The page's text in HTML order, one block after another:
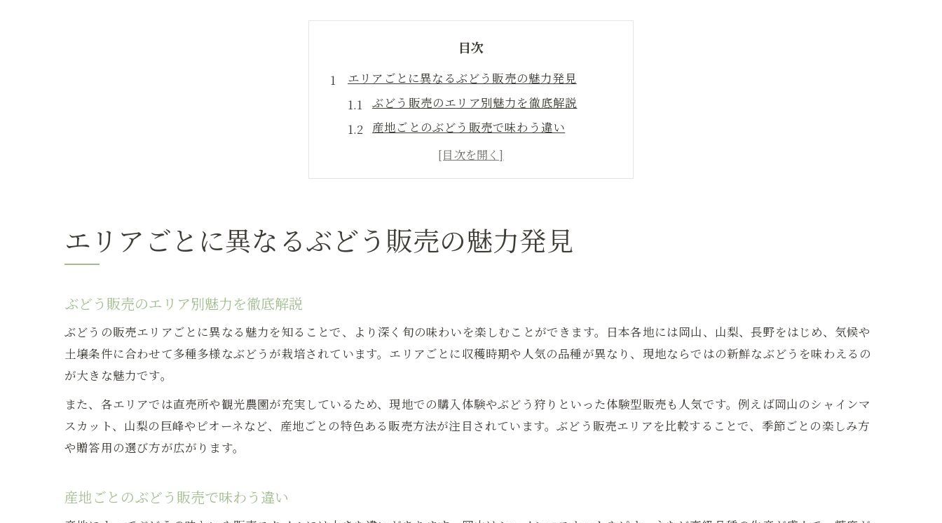
目次
エリアごとに異なるぶどう販売の魅力発見
ぶどう販売のエリア別魅力を徹底解説
産地ごとのぶどう販売で味わう違い
地域ごとに変わるぶどう販売の特徴
ぶどう販売エリア選びの楽しみ方
多彩な産地から選ぶぶどうの楽しみ方
産地ごとのぶどう販売で広がる選択肢
ぶどう販売で巡る多彩な産地の魅力
ぶどう販売を活用した産地めぐりのコツ
旬のぶどう販売で地域ごとの味を堪能
地域別ぶどう販売で味わう旬の違い
地域ごとの特徴を知るぶどう購入のポイント
エリアごとに異なるぶどう販売の魅力発見
ぶどう販売のエリア別魅力を徹底解説
ぶどうの販売エリアごとに異なる魅力を知ることで、より深く旬の味わいを楽しむことができます。日本各地には岡山、山梨、長野をはじめ、気候や
土壌条件に合わせて多種多様なぶどうが栽培されています。エリアごとに収穫時期や人気の品種が異なり、現地ならではの新鮮なぶどうを味わえるの
が大きな魅力です。
また、各エリアでは直売所や観光農園が充実しているため、現地での購入体験やぶどう狩りといった体験型販売も人気です。例えば岡山のシャインマ
スカット、山梨の巨峰やピオーネなど、産地ごとの特色ある販売方法が注目されています。ぶどう販売エリアを比較することで、季節ごとの楽しみ方
や贈答用の選び方が広がります。
産地ごとのぶどう販売で味わう違い